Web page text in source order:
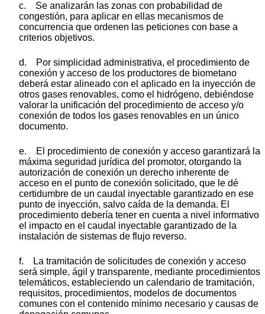
c. Se analizarán las zonas con probabilidad de
congestión, para aplicar en ellas mecanismos de
concurrencia que ordenen las peticiones con base a
criterios objetivos.
d. Por simplicidad administrativa, el procedimiento de
conexión y acceso de los productores de biometano
deberá estar alineado con el aplicado en la inyección de
otros gases renovables, como el hidrógeno, debiéndose
valorar la unificación del procedimiento de acceso y/o
conexión de todos los gases renovables en un único
documento.
e. El procedimiento de conexión y acceso garantizará la
máxima seguridad jurídica del promotor, otorgando la
autorización de conexión un derecho inherente de
acceso en el punto de conexión solicitado, que le dé
certidumbre de un caudal inyectable garantizado en ese
punto de inyección, salvo caída de la demanda. El
procedimiento debería tener en cuenta a nivel informativo
el impacto en el caudal inyectable garantizado de la
instalación de sistemas de flujo reverso.
f. La tramitación de solicitudes de conexión y acceso
será simple, ágil y transparente, mediante procedimientos
telemáticos, estableciendo un calendario de tramitación,
requisitos, procedimientos, modelos de documentos
comunes con el contenido mínimo necesario y causas de